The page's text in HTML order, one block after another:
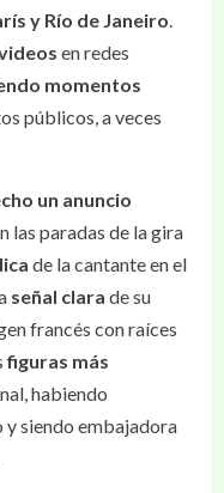
y Río de Janeiro.
en redes
momentos
públicos, a veces
un anuncio
las paradas de la gira
de la cantante en el
señal clara de su
francés con raíces
figuras más
habiendo
siendo embajadora